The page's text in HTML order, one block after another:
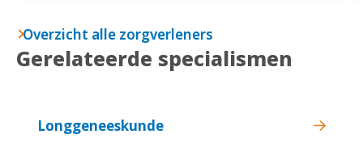
Overzicht alle zorgverleners
Gerelateerde specialismen
Longgeneeskunde